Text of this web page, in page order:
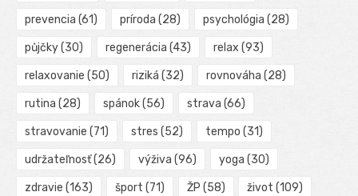
prevencia (61) príroda (28) psychológia (28)
půjčky(30) regenerácia (43) relax (93)
relaxovanie (50) riziká (32) rovnováha (28)
rutina (28) spánok(56) strava (66)
stravovanie (71) stres (52) tempo (31)
udržateľnosť(26) výživa (96) yoga (30)
zdravie (163) šport (71) ŽP (58) život (109)